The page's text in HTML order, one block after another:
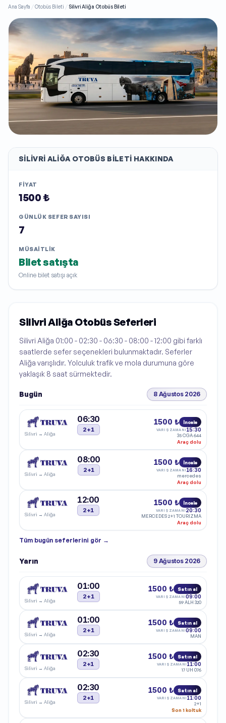
Ana Sayfa /Otobüs Bileti / Silivri Aliğa Otobüs Bileti
SILIVRI ALIĞA OTOBÜS BILETI HAKKINDA
FIYAT
1500 ₺
GÜNLÜK SEFER SAYISI
7
MÜSAITLIK
Bilet satışta
Online bilet satışı açık
Silivri Aliğa Otobüs Seferleri
Silivri Aliğa 01:00 - 02:30 - 06:30 - 08:00 - 12:00 gibi farklı
saatlerde sefer seçenekleri bulunmaktadır. Seferler
Aliğa varışlıdır. Yolculuk trafik ve mola durumuna göre
yaklaşık 8 saat sürmektedir.
Bugün 8 Ağustos 2026
Silivri → Aliğa
06:30
2+1
1500 ₺ İncele
VARIŞ ZAMANI 15:30
35 CGA 644
Araç dolu
Silivri → Aliğa
08:00
2+1
1500 ₺ İncele
VARIŞ ZAMANI 16:30
mercedes
Araç dolu
Silivri → Aliğa
12:00
2+1
1500 ₺ İncele
VARIŞ ZAMANI 20:30
MERCEDES 2+1 TOURIZMA
Araç dolu
Tüm bugün seferlerini gör →
Yarın 9 Ağustos 2026
Silivri → Aliğa
01:00
2+1
1500 ₺ Satın al
VARIŞ ZAMANI09:00
59 ALH 320
Silivri → Aliğa
01:00
2+1
1500 ₺ Satın al
VARIŞ ZAMANI09:00
MAN
Silivri → Aliğa
02:30
2+1
1500 ₺ Satın al
VARIŞ ZAMANI 11:00
17 UH 076
Silivri → Aliğa
02:30
2+1
1500 ₺ Satın al
VARIŞ ZAMANI 11:00
2+1
Son 1 koltuk